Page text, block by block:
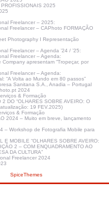
2025
Freelancer – 2025:
Freelancer – CAPhoto FORMAÇÃO
Photography I Representação
Freelancer – Agenda ’24 / ’25:
Freelancer – Agenda:
apresentam “Tropeçar, por
Freelancer – Agenda:
“A Volta ao Mundo em 80 passos”
Sanitana S.A., Anadia – Portugal
2024
& Formação
DO “OLHARES SOBRE AVEIRO: O
atualização: 19 FEV.2025)
& Formação
2024 – Muito em breve, lançamento
– Workshop de Fotografia Mobile para
E MOBILE “OLHARES SOBRE AVEIRO:
2 – COM ENQUADRAMENTO AO
DA CULTURA”
Freelancer 2024
SpiceThemes